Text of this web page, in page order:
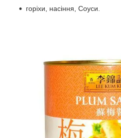
горіхи, насіння, Соуси.